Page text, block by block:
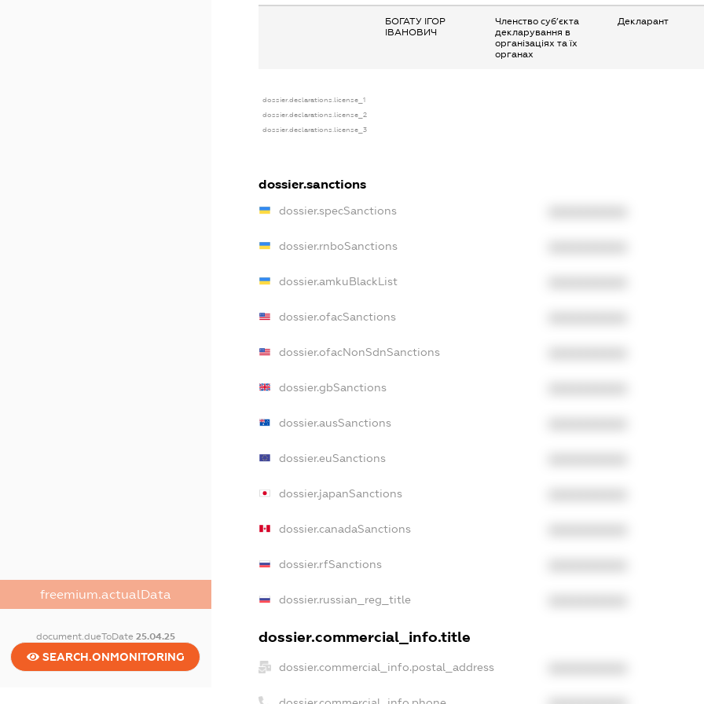
freemium.actualData
document.dueToDate 25.04.25
SEARCH.ONMONITORING
БОГАТУ ІГОР
ІВАНОВИЧ
Членство суб’єкта
декларування в
організаціях та їх
органах
Декларант
dossier.declarations.license_1
dossier.declarations.license_2
dossier.declarations.license_3
dossier.sanctions
dossier.specSanctions
dossier.rnboSanctions
dossier.amkuBlackList
dossier.ofacSanctions
dossier.ofacNonSdnSanctions
dossier.gbSanctions
dossier.ausSanctions
dossier.euSanctions
dossier.japanSanctions
dossier.canadaSanctions
dossier.rfSanctions
dossier.russian_reg_title
dossier.commercial_info.title
dossier.commercial_info.postal_address